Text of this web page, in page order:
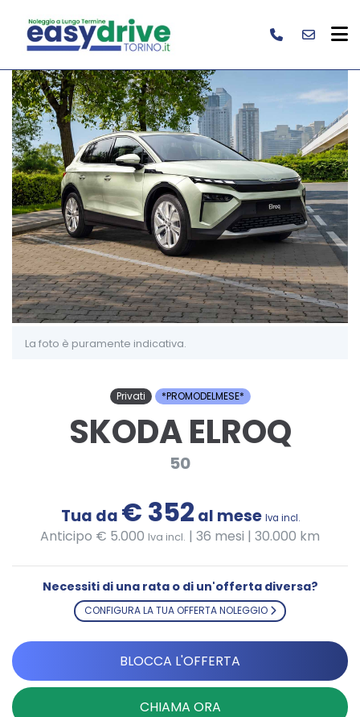
La foto è puramente indicativa.
Privati *PROMODELMESE*
SKODA ELROQ
50
Tua da € 352 al mese Iva incl.
Anticipo € 5.000 Iva incl. | 36 mesi | 30.000 km
Necessiti di una rata o di un'offerta diversa?
CONFIGURA LA TUA OFFERTA NOLEGGIO
BLOCCA L'OFFERTA
CHIAMA ORA